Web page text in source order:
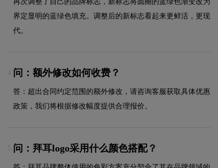
界定显明的蓝绿色填充。调整后的新标志看起来更鲜活，更现
代。
4. 问：额外修改如何收费？
答：超出合同约定范围的额外修改，请咨询客服获取具体优惠
政策，我们将根据修改幅度提供合理报价。
5. 问：拜耳logo采用什么颜色搭配？